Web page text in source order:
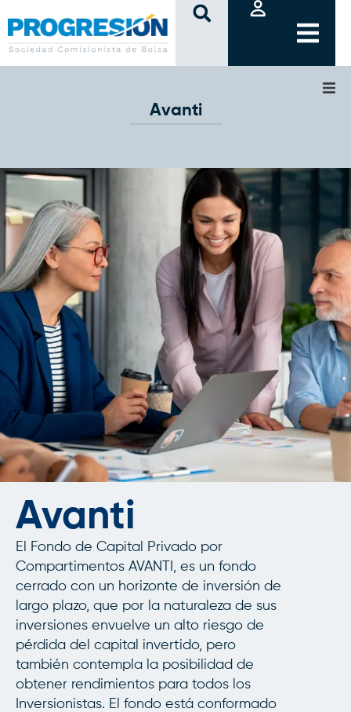
clic
Avanti
Avanti
El Fondo de Capital Privado por
Compartimentos AVANTI, es un fondo
cerrado con un horizonte de inversión de
largo plazo, que por la naturaleza de sus
inversiones envuelve un alto riesgo de
pérdida del capital invertido, pero
también contempla la posibilidad de
obtener rendimientos para todos los
Inversionistas. El fondo está conformado